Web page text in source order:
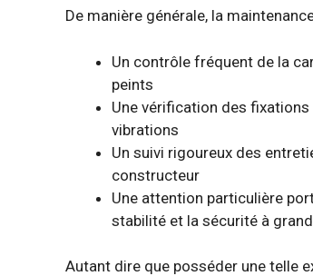
De manière générale, la
Un contrôle fréquent de la
peints
Une vérification des
vibrations
Un suivi rigoureux des
constructeur
Une attention particulière
stabilité et la sécurité à
Autant dire que posséder une telle